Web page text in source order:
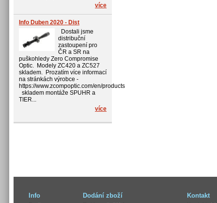
více
Info Duben 2020 - Dist
Dostali jsme
distribuční
zastoupení pro
ČR a SR na
puškohledy Zero Compromise
Optic. Modely ZC420 a ZC527
skladem. Prozatím více informací
na stránkách výrobce -
https://www.zcompoptic.com/en/products
skladem montáže SPUHR a
TIER...
více
Info Dodání zboží Kontakt